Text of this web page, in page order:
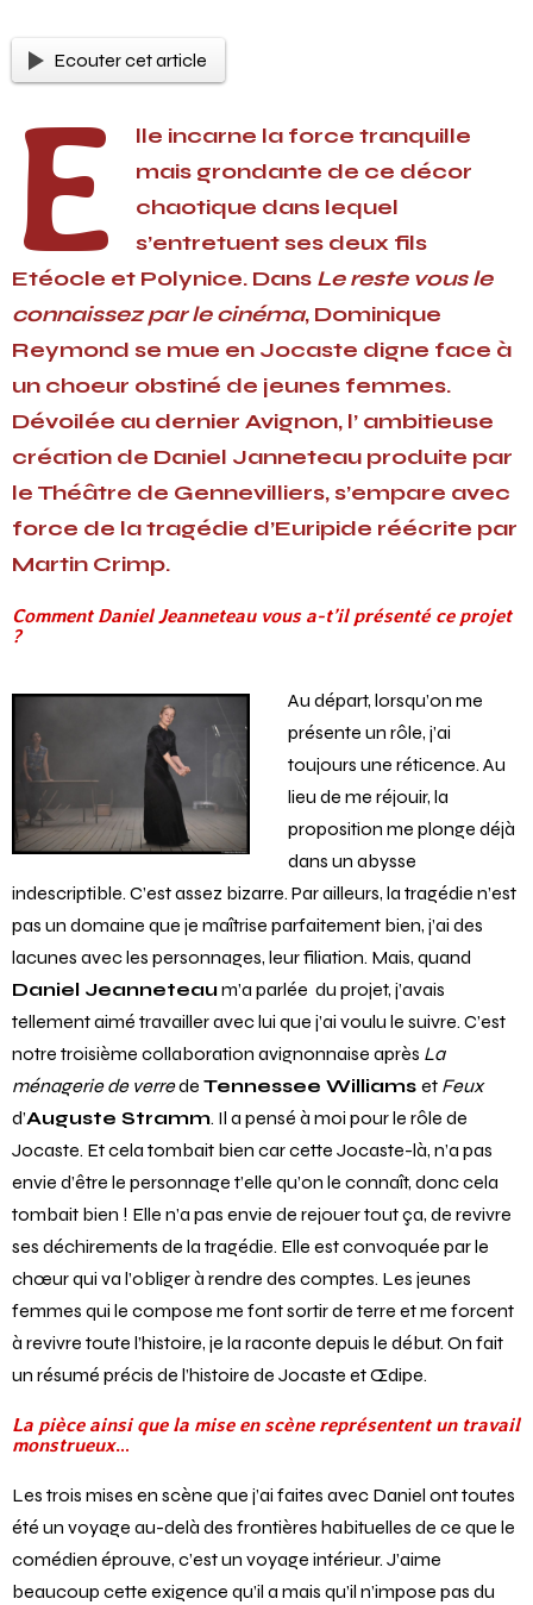
Ecouter cet article
E
lle incarne la force tranquille
mais grondante de ce décor
chaotique dans lequel
s’entretuent ses deux fils
Etéocle et Polynice. Dans Le reste vous le
connaissez par le cinéma, Dominique
Reymond se mue en Jocaste digne face à
un choeur obstiné de jeunes femmes.
Dévoilée au dernier Avignon, l’ ambitieuse
création de Daniel Janneteau produite par
le Théâtre de Gennevilliers, s’empare avec
force de la tragédie d’Euripide réécrite par
Martin Crimp.
Comment Daniel Jeanneteau vous a-t’il présenté ce projet
?
Au départ, lorsqu’on me
présente un rôle, j’ai
toujours une réticence. Au
lieu de me réjouir, la
proposition me plonge déjà
dans un abysse
indescriptible. C’est assez bizarre. Par ailleurs, la tragédie n’est
pas un domaine que je maîtrise parfaitement bien, j’ai des
lacunes avec les personnages, leur filiation. Mais, quand
Daniel Jeanneteaum’a parlée du projet, j’avais
tellement aimé travailler avec lui que j’ai voulu le suivre. C’est
notre troisième collaboration avignonnaise après La
ménagerie de verrede Tennessee Williams et Feux
d’Auguste Stramm. Il a pensé à moi pour le rôle de
Jocaste. Et cela tombait bien car cette Jocaste-là, n’a pas
envie d’être le personnage t’elle qu’on le connaît, donc cela
tombait bien ! Elle n’a pas envie de rejouer tout ça, de revivre
ses déchirements de la tragédie. Elle est convoquée par le
chœur qui va l’obliger à rendre des comptes. Les jeunes
femmes qui le compose me font sortir de terre et me forcent
à revivre toute l’histoire, je la raconte depuis le début. On fait
un résumé précis de l’histoire de Jocaste et Œdipe.
La pièce ainsi que la mise en scène représentent un travail
monstrueux…
Les trois mises en scène que j’ai faites avec Daniel ont toutes
été un voyage au-delà des frontières habituelles de ce que le
comédien éprouve, c’est un voyage intérieur. J’aime
beaucoup cette exigence qu’il a mais qu’il n’impose pas du